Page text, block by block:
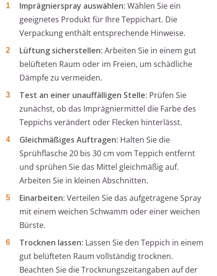
Imprägnierspray auswählen: Wählen Sie ein
geeignetes Produkt für Ihre Teppichart. Die
Verpackung enthält entsprechende Hinweise.
Lüftung sicherstellen: Arbeiten Sie in einem gut
belüfteten Raum oder im Freien, um schädliche
Dämpfe zu vermeiden.
Test an einer unauffälligen Stelle: Prüfen Sie
zunächst, ob das Imprägniermittel die Farbe des
Teppichs verändert oder Flecken hinterlässt.
Gleichmäßiges Auftragen: Halten Sie die
Sprühflasche 20 bis 30 cm vom Teppich entfernt
und sprühen Sie das Mittel gleichmäßig auf.
Arbeiten Sie in kleinen Abschnitten.
Einarbeiten: Verteilen Sie das aufgetragene Spray
mit einem weichen Schwamm oder einer weichen
Bürste.
Trocknen lassen: Lassen Sie den Teppich in einem
gut belüfteten Raum vollständig trocknen.
Beachten Sie die Trocknungszeitangaben auf der